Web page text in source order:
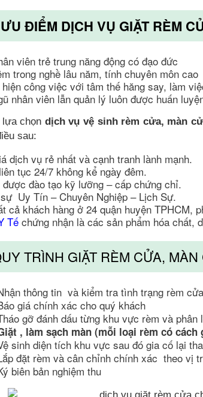
ƯU ĐIỂM DỊCH VỤ GIẶT RÈM
viên trẻ trung năng động có đạo đức
trong nghề lâu năm, tính chuyên môn cao
công việc với tâm thế hăng say, làm
nhân viên lẫn quản lý luôn được huấn
chọn dịch vụ vệ sinh rèm cửa, màn
sau:
dịch vụ rẻ nhất và cạnh tranh lành mạnh.
tục 24/7 không kể ngày đêm.
được đào tạo kỹ lưỡng – cấp chứng chỉ.
Uy Tín – Chuyên Nghiệp – Lịch Sự.
cả khách hàng ở 24 quận huyện TPHCM,
Tế chứng nhận là các sản phẩm hóa chất,
TRÌNH GIẶT RÈM CỬA, MÀN
thông tin và kiểm tra tình trạng rèm
giá chính xác cho quý khách
gỡ đánh dấu từng khu vực rèm và phân
, làm sạch màn (mỗi loại rèm có cách
sinh diện tích khu vực sau đó gia cố lại
đặt rèm và cân chỉnh chính xác theo vị
biên bản nghiệm thu